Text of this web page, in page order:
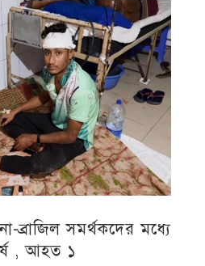
ব্রাজিল সমর্থকদের মধ্যে
, আহত ১